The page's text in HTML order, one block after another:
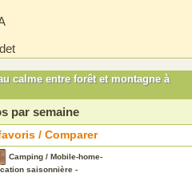
calme entre forêt et montagne à
par semaine
/ Comparer
Camping / Mobile-home-
saisonnière -